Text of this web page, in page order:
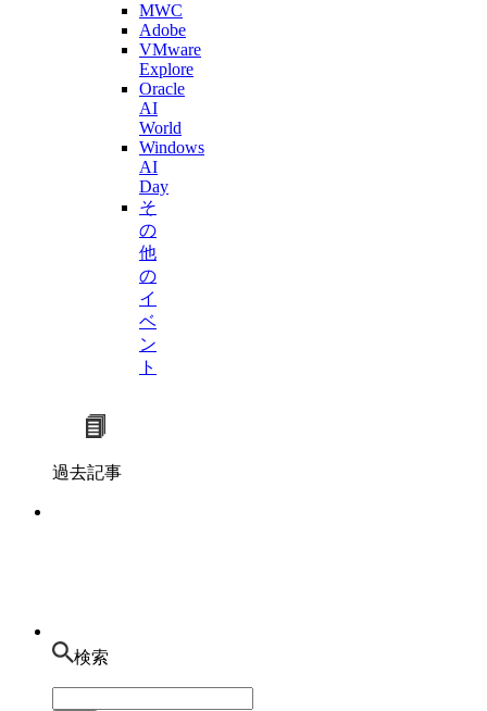
MWC
Adobe
VMware
Explore
Oracle
AI
World
Windows
AI
Day
そ
の
他
の
イ
ベ
ン
ト
過去記事
検索